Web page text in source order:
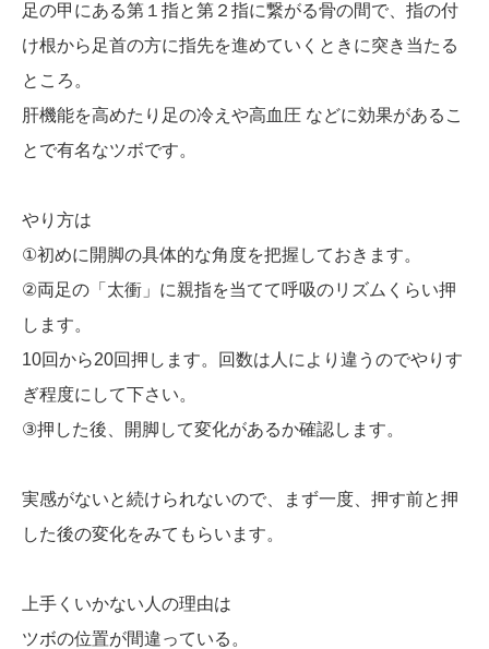
足の甲にある第１指と第２指に繋がる骨の間で、指の付
け根から足首の方に指先を進めていくときに突き当たる
ところ。
肝機能を高めたり足の冷えや高血圧 などに効果があるこ
とで有名なツボです。
やり方は
①初めに開脚の具体的な角度を把握しておきます。
②両足の「太衝」に親指を当てて呼吸のリズムくらい押
します。
10回から20回押します。回数は人により違うのでやりす
ぎ程度にして下さい。
③押した後、開脚して変化があるか確認します。
実感がないと続けられないので、まず一度、押す前と押
した後の変化をみてもらいます。
上手くいかない人の理由は
ツボの位置が間違っている。